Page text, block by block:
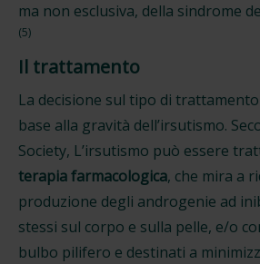
ma non esclusiva, della sindrome
(5)
Il trattamento
La decisione sul tipo di
base alla gravità dell’irsutismo.
Society, L’irsutismo può essere
terapia farmacologica, che mira a
produzione degli androgenie ad
stessi sul corpo e sulla pelle, e/o
bulbo pilifero e destinati a